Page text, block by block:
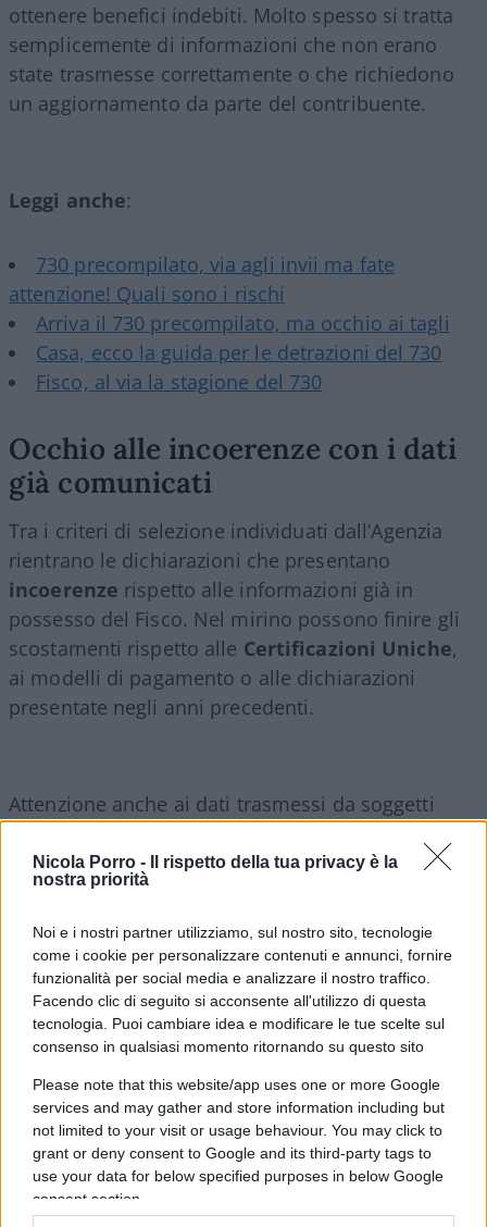
Nicola Porro -
Il rispetto della tua privacy è la
nostra priorità
Noi e i nostri partner utilizziamo, sul nostro sito, tecnologie
come i cookie per personalizzare contenuti e annunci, fornire
funzionalità per social media e analizzare il nostro traffico.
Facendo clic di seguito si acconsente all'utilizzo di questa
tecnologia. Puoi cambiare idea e modificare le tue scelte sul
consenso in qualsiasi momento ritornando su questo sito
Please note that this website/app uses one or more Google
services and may gather and store information including but
not limited to your visit or usage behaviour. You may click to
grant or deny consent to Google and its third-party tags to
use your data for below specified purposes in below Google
consent section.
ottenere benefici indebiti. Molto spesso si tratta
semplicemente di informazioni che non erano
state trasmesse correttamente o che richiedono
un aggiornamento da parte del contribuente.
Leggi anche:
730 precompilato, via agli invii ma fate
attenzione! Quali sono i rischi
Arriva il 730 precompilato, ma occhio ai tagli
Casa, ecco la guida per le detrazioni del 730
Fisco, al via la stagione del 730
Occhio alle incoerenze con i dati
già comunicati
Tra i criteri di selezione individuati dall’Agenzia
rientrano le dichiarazioni che presentano
incoerenze rispetto alle informazioni già in
possesso del Fisco. Nel mirino possono finire gli
scostamenti rispetto alle Certificazioni Uniche,
ai modelli di pagamento o alle dichiarazioni
presentate negli anni precedenti.
Attenzione anche ai dati trasmessi da soggetti
amministrazioni pubbliche alimentano infatti le
banche dati utilizzate dall’Agenzia delle Entrate. Se
quanto indicato dal contribuente non coincide con
tali informazioni, la posizione può essere
selezionata per ulteriori controlli.
Si tratta di un meccanismo che, ancora una volta,
rischia di trasformare una semplice correzione o
un errore materiale in un elemento sufficiente per
far partire verifiche che finiranno inevitabilmente
per allungare i tempi dei rimborsi.